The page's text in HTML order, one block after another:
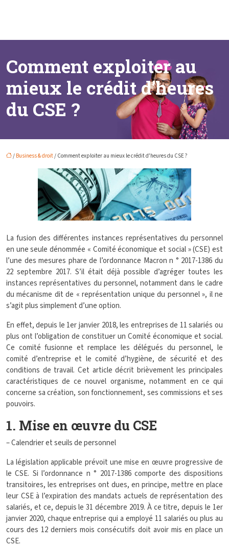
Comment exploiter au
mieux le crédit d’heures
du CSE ?
/ Business & droit/ Comment exploiter au mieux le crédit d’heures du CSE ?
La fusion des différentes instances représentatives du personnel
en une seule dénommée « Comité économique et social » (CSE) est
l’une des mesures phare de l’ordonnance Macron n ° 2017-1386 du
22 septembre 2017. S’il était déjà possible d’agréger toutes les
instances représentatives du personnel, notamment dans le cadre
du mécanisme dit de « représentation unique du personnel », il ne
s’agit plus simplement d’une option.
En effet, depuis le 1er janvier 2018, les entreprises de 11 salariés ou
plus ont l’obligation de constituer un Comité économique et social.
Ce comité fusionne et remplace les délégués du personnel, le
comité d’entreprise et le comité d’hygiène, de sécurité et des
conditions de travail. Cet article décrit brièvement les principales
caractéristiques de ce nouvel organisme, notamment en ce qui
concerne sa création, son fonctionnement, ses commissions et ses
pouvoirs.
1. Mise en œuvre du CSE
– Calendrier et seuils de personnel
La législation applicable prévoit une mise en œuvre progressive de
le CSE. Si l’ordonnance n ° 2017-1386 comporte des dispositions
transitoires, les entreprises ont dues, en principe, mettre en place
leur CSE à l’expiration des mandats actuels de représentation des
salariés, et ce, depuis le 31 décembre 2019. À ce titre, depuis le 1er
janvier 2020, chaque entreprise qui a employé 11 salariés ou plus au
cours des 12 derniers mois consécutifs doit avoir mis en place un
CSE.